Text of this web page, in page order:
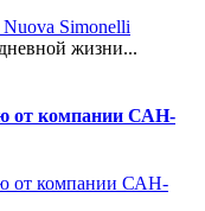
жизни...
от компании САН-